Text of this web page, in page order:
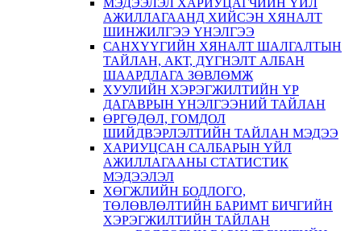
МЭДЭЭЛЭЛ ХАРИУЦАГЧИЙН ҮЙЛ
АЖИЛЛАГААНД ХИЙСЭН ХЯНАЛТ
ШИНЖИЛГЭЭ ҮНЭЛГЭЭ
САНХҮҮГИЙН ХЯНАЛТ ШАЛГАЛТЫН
ТАЙЛАН, АКТ, ДҮГНЭЛТ АЛБАН
ШААРДЛАГА ЗӨВЛӨМЖ
ХУУЛИЙН ХЭРЭГЖИЛТИЙН ҮР
ДАГАВРЫН ҮНЭЛГЭЭНИЙ ТАЙЛАН
ӨРГӨДӨЛ, ГОМДОЛ
ШИЙДВЭРЛЭЛТИЙН ТАЙЛАН МЭДЭЭ
ХАРИУЦСАН САЛБАРЫН ҮЙЛ
АЖИЛЛАГААНЫ СТАТИСТИК
МЭДЭЭЛЭЛ
ХӨГЖЛИЙН БОДЛОГО,
ТӨЛӨВЛӨЛТИЙН БАРИМТ БИЧГИЙН
ХЭРЭГЖИЛТИЙН ТАЙЛАН